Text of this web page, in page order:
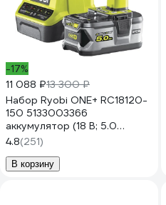
-17%
11 088 ₽13 300 ₽
Набор Ryobi ONE+ RC18120-
150 5133003366
аккумулятор (18 В; 5.0
А*ч; Li-Ion) и зарядное
устройство RC18120
4.8(251)
В корзину